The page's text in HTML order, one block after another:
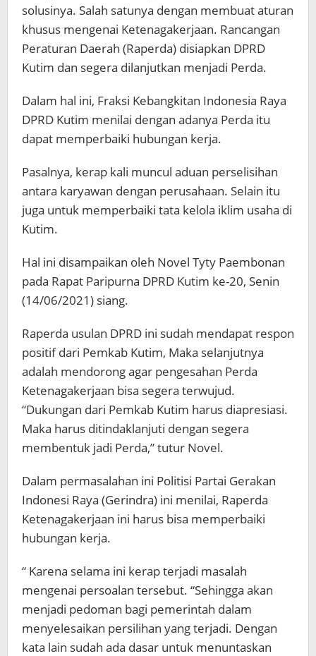
solusinya. Salah satunya dengan membuat aturan
khusus mengenai Ketenagakerjaan. Rancangan
Peraturan Daerah (Raperda) disiapkan DPRD
Kutim dan segera dilanjutkan menjadi Perda.
Dalam hal ini, Fraksi Kebangkitan Indonesia Raya
DPRD Kutim menilai dengan adanya Perda itu
dapat memperbaiki hubungan kerja.
Pasalnya, kerap kali muncul aduan perselisihan
antara karyawan dengan perusahaan. Selain itu
juga untuk memperbaiki tata kelola iklim usaha di
Kutim.
Hal ini disampaikan oleh Novel Tyty Paembonan
pada Rapat Paripurna DPRD Kutim ke-20, Senin
(14/06/2021) siang.
Raperda usulan DPRD ini sudah mendapat respon
positif dari Pemkab Kutim, Maka selanjutnya
adalah mendorong agar pengesahan Perda
Ketenagakerjaan bisa segera terwujud.
“Dukungan dari Pemkab Kutim harus diapresiasi.
Maka harus ditindaklanjuti dengan segera
membentuk jadi Perda,” tutur Novel.
Dalam permasalahan ini Politisi Partai Gerakan
Indonesi Raya (Gerindra) ini menilai, Raperda
Ketenagakerjaan ini harus bisa memperbaiki
hubungan kerja.
“ Karena selama ini kerap terjadi masalah
mengenai persoalan tersebut. “Sehingga akan
menjadi pedoman bagi pemerintah dalam
menyelesaikan persilihan yang terjadi. Dengan
kata lain sudah ada dasar untuk menuntaskan